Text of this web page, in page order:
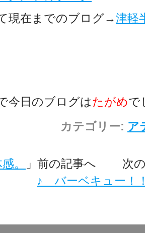
現在までのブログ→津軽
今日のブログはたがめで
カテゴリー: ア
。
」前の記事へ 次の
♪ バーベキュー！